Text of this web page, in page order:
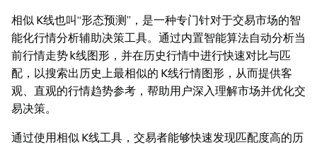
相似 K线也叫“形态预测”，是一种专门针对于交易市场的智
能化行情分析辅助决策工具。通过内置智能算法自动分析当
前行情走势 k线图形，并在历史行情中进行快速对比与匹
配，以搜索出历史上最相似的 K线行情图形，从而提供客
观、直观的行情趋势参考，帮助用户深入理解市场并优化交
易决策。
通过使用相似 K线工具，交易者能够快速发现匹配度高的历